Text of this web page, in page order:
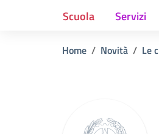
Scuola Servizi
Home Novità Le